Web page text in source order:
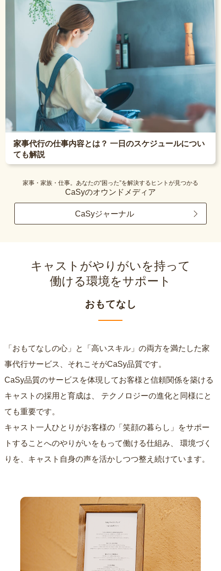
家事代行の仕事内容とは？ 一日のスケジュールについ
ても解説
家事・家族・仕事。あなたの“困った”を解決するヒントが見つかる
CaSyのオウンドメディア
CaSyジャーナル
キャストがやりがいを持って
働ける環境をサポート
おもてなし
「おもてなしの心」と「高いスキル」の両方を満たした家
事代行サービス、それこそがCaSy品質です。
CaSy品質のサービスを体現してお客様と信頼関係を築ける
キャストの採用と育成は、
ても重要です。
キャスト一人ひとりがお客様の「笑顔の暮らし」をサポー
トすることへのやりがいをもって働ける仕組み、
りを、キャスト自身の声を活かしつつ整え続けています。